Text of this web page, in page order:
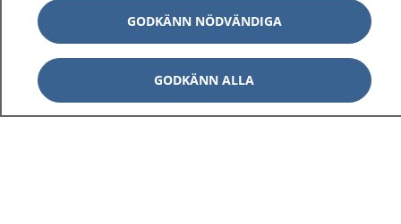
1177 på flera språk Visa
GODKÄNN NÖDVÄNDIGA
GODKÄNN ALLA